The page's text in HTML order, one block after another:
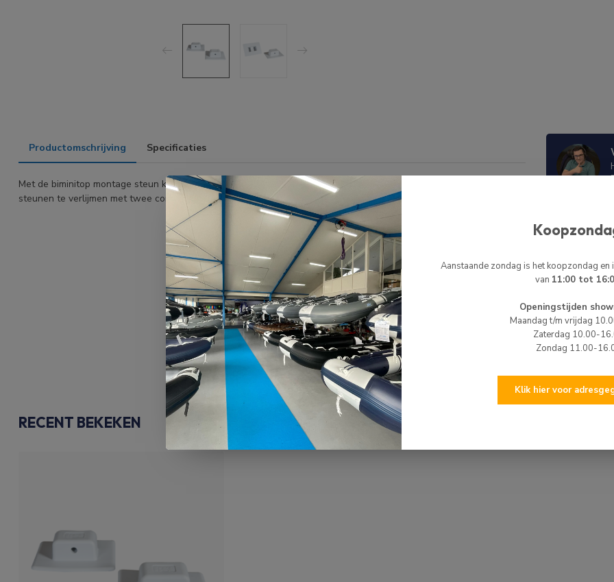
Productomschrijving Specificaties
Met de biminitop montage steun kan je makkelijk een biminitop installeren op een rubberboot. Wij adviseren om de
steunen te verlijmen met twee componenten lijm. De afmeting van de onderkant van de steunen zijn 12.5 x 9 cm.
RECENT BEKEKEN
Aanstaande zondag is het koopzondag
van 11:00 tot
Openingstijden
Maandag t/m vrijdag
Zaterdag 10.00-
Zondag 11.00-
Klik hier voor